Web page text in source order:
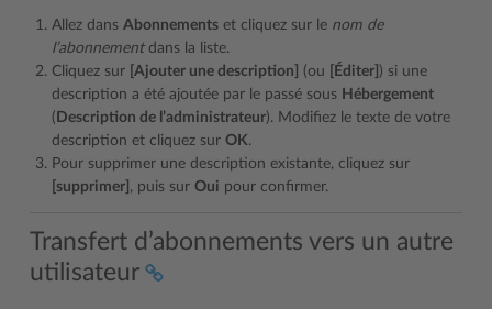
Allez dans Abonnements et cliquez sur le nom de
l’abonnementdans la liste.
Cliquez sur [Ajouter une description] (ou [Éditer] ) si une
description a été ajoutée par le passé sous Hébergement
( Description de l’administrateur). Modifiez le texte de votre
description et cliquez sur OK.
Pour supprimer une description existante, cliquez sur
[supprimer] , puis sur Oui pour confirmer.
Transfert d’abonnements vers un autre
utilisateur